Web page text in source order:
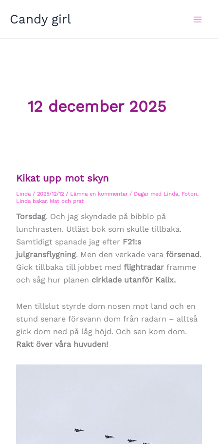
Candy girl
12 december 2025
Kikat upp mot skyn
Linda / 2025/12/12 / Lämna en kommentar / Dagar med Linda, Foton,
Linda bakar, Mat och prat
Torsdag. Och jag skyndade på bibblo på
lunchrasten. Utläst bok som skulle tillbaka.
Samtidigt spanade jag efter F21:s
julgransflygning. Men den verkade vara försenad.
Gick tillbaka till jobbet med flightradarframme
och såg hur planen cirklade utanför Kalix.
Men tillslut styrde dom nosen mot land och en
stund senare försvann dom från radarn – alltså
gick dom ned på låg höjd. Och sen kom dom.
Rakt över våra huvuden!